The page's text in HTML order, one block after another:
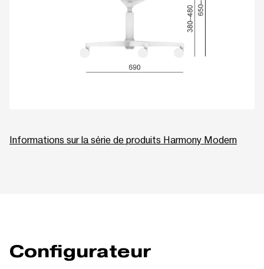
Informations sur la série de produits Harmony Modern
Configurateur